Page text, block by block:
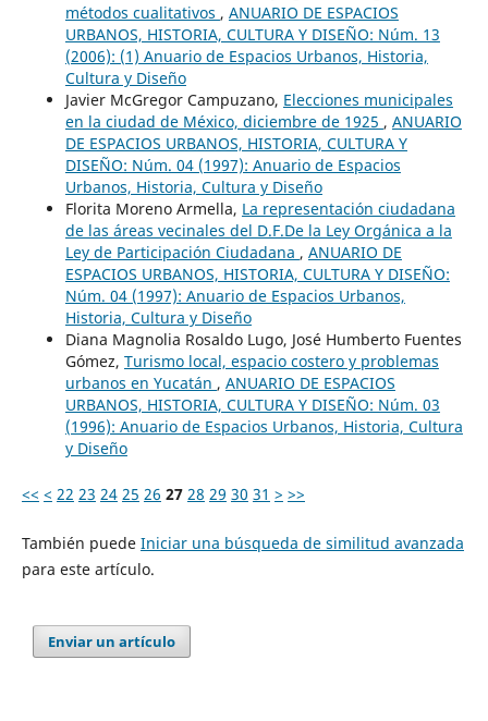
métodos cualitativos , ANUARIO DE ESPACIOS
URBANOS, HISTORIA, CULTURA Y DISEÑO: Núm. 13
(2006): (1) Anuario de Espacios Urbanos, Historia,
Cultura y Diseño
Javier McGregor Campuzano, Elecciones municipales
en la ciudad de México, diciembre de 1925 , ANUARIO
DE ESPACIOS URBANOS, HISTORIA, CULTURA Y
DISEÑO: Núm. 04 (1997): Anuario de Espacios
Urbanos, Historia, Cultura y Diseño
Florita Moreno Armella, La representación ciudadana
de las áreas vecinales del D.F.De la Ley Orgánica a la
Ley de Participación Ciudadana , ANUARIO DE
ESPACIOS URBANOS, HISTORIA, CULTURA Y DISEÑO:
Núm. 04 (1997): Anuario de Espacios Urbanos,
Historia, Cultura y Diseño
Diana Magnolia Rosaldo Lugo, José Humberto Fuentes
Gómez, Turismo local, espacio costero y problemas
urbanos en Yucatán , ANUARIO DE ESPACIOS
URBANOS, HISTORIA, CULTURA Y DISEÑO: Núm. 03
(1996): Anuario de Espacios Urbanos, Historia, Cultura
y Diseño
<< < 22 23 24 25 26 27 28 29 30 31 > >>
También puede Iniciar una búsqueda de similitud avanzada
para este artículo.
Enviar un artículo